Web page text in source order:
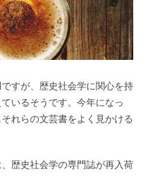
すが、歴史社会学に関心を持
いるそうです。今年になっ
れらの文芸書をよく見かける
歴史社会学の専門誌が再入荷